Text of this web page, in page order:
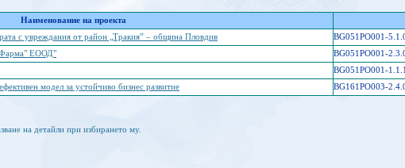
Наименование на проекта
с увреждания от район „Тракия” – община Пловдив
BG051PO001-
Фарма" ЕООД"
BG051PO001-
BG051PO001-
модел за устойчиво бизнес развитие
BG161PO003-
на детайли при избирането му.